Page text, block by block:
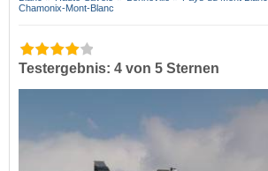
Chamonix-Mont-Blanc
Testergebnis: 4 von 5 Sternen